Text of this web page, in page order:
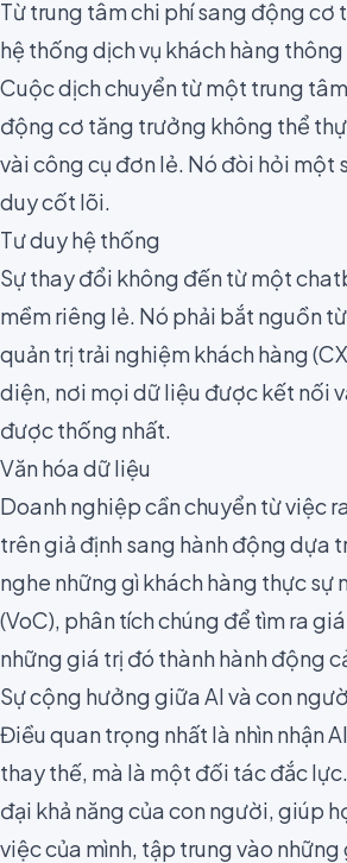
Từ trung tâm chi phí sang động cơ
hệ thống dịch vụ khách hàng
Cuộc dịch chuyển từ một trung
động cơ tăng trưởng không thể
vài công cụ đơn lẻ. Nó đòi hỏi một
duy cốt lõi.
Tư duy hệ thống
Sự thay đổi không đến từ một
mềm riêng lẻ. Nó phải bắt nguồn
quản trị trải nghiệm khách hàng
diện, nơi mọi dữ liệu được kết nối
được thống nhất.
Văn hóa dữ liệu
Doanh nghiệp cần chuyển từ việc
trên giả định sang hành động dựa
nghe những gì khách hàng thực sự
(VoC), phân tích chúng để tìm ra
những giá trị đó thành hành động
Sự cộng hưởng giữa AI và con
Điều quan trọng nhất là nhìn nhận
thay thế, mà là một đối tác đắc
đại khả năng của con người, giúp
việc của mình, tập trung vào những